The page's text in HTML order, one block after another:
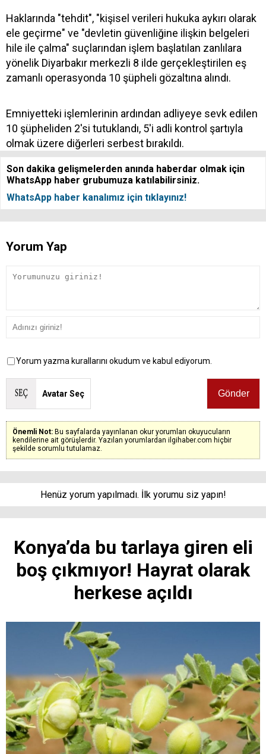
Haklarında "tehdit", "kişisel verileri hukuka aykırı olarak
ele geçirme" ve "devletin güvenliğine ilişkin belgeleri
hile ile çalma" suçlarından işlem başlatılan zanlılara
yönelik Diyarbakır merkezli 8 ilde gerçekleştirilen eş
zamanlı operasyonda 10 şüpheli gözaltına alındı.
Emniyetteki işlemlerinin ardından adliyeye sevk edilen
10 şüpheliden 2'si tutuklandı, 5'i adli kontrol şartıyla
olmak üzere diğerleri serbest bırakıldı.
Son dakika gelişmelerden anında haberdar olmak için
WhatsApp haber grubumuza katılabilirsiniz.
WhatsApp haber kanalımız için tıklayınız!
Yorum Yap
Yorum yazma kurallarını okudum ve kabul ediyorum.
Avatar Seç
Önemli Not: Bu sayfalarda yayınlanan okur yorumları okuyucuların
kendilerine ait görüşlerdir. Yazılan yorumlardan ilgihaber.com hiçbir
şekilde sorumlu tutulamaz.
Henüz yorum yapılmadı. İlk yorumu siz yapın!
Konya’da bu tarlaya giren eli
boş çıkmıyor! Hayrat olarak
herkese açıldı